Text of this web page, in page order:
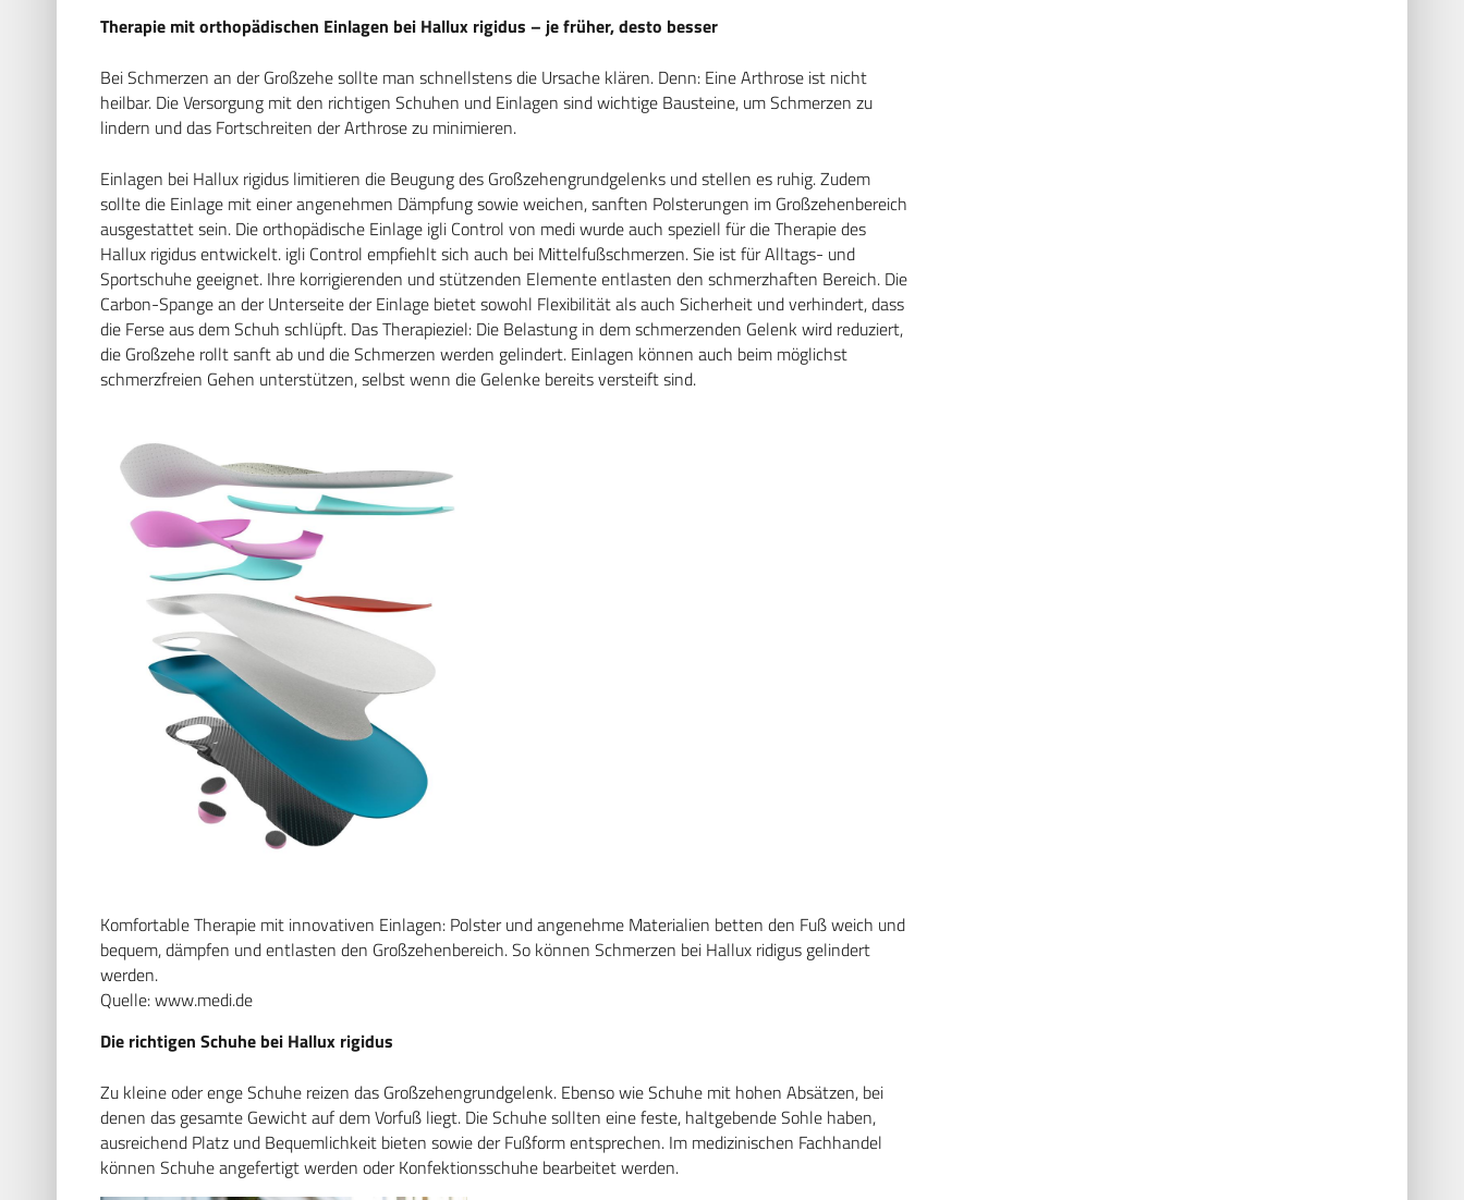
Therapie mit orthopädischen Einlagen bei Hallux rigidus – je früher, desto besser
Bei Schmerzen an der Großzehe sollte man schnellstens die Ursache klären. Denn: Eine Arthrose ist nicht
heilbar. Die Versorgung mit den richtigen Schuhen und Einlagen sind wichtige Bausteine, um Schmerzen zu
lindern und das Fortschreiten der Arthrose zu minimieren.
Einlagen bei Hallux rigidus limitieren die Beugung des Großzehengrundgelenks und stellen es ruhig. Zudem
sollte die Einlage mit einer angenehmen Dämpfung sowie weichen, sanften Polsterungen im Großzehenbereich
ausgestattet sein. Die orthopädische Einlage igli Control von medi wurde auch speziell für die Therapie des
Hallux rigidus entwickelt. igli Control empfiehlt sich auch bei Mittelfußschmerzen. Sie ist für Alltags- und
Sportschuhe geeignet. Ihre korrigierenden und stützenden Elemente entlasten den schmerzhaften Bereich. Die
Carbon-Spange an der Unterseite der Einlage bietet sowohl Flexibilität als auch Sicherheit und verhindert, dass
die Ferse aus dem Schuh schlüpft. Das Therapieziel: Die Belastung in dem schmerzenden Gelenk wird reduziert,
die Großzehe rollt sanft ab und die Schmerzen werden gelindert. Einlagen können auch beim möglichst
schmerzfreien Gehen unterstützen, selbst wenn die Gelenke bereits versteift sind.
Komfortable Therapie mit innovativen Einlagen: Polster und angenehme Materialien betten den Fuß weich und
bequem, dämpfen und entlasten den Großzehenbereich. So können Schmerzen bei Hallux ridigus gelindert
werden.
Quelle: www.medi.de
Die richtigen Schuhe bei Hallux rigidus
Zu kleine oder enge Schuhe reizen das Großzehengrundgelenk. Ebenso wie Schuhe mit hohen Absätzen, bei
denen das gesamte Gewicht auf dem Vorfuß liegt. Die Schuhe sollten eine feste, haltgebende Sohle haben,
ausreichend Platz und Bequemlichkeit bieten sowie der Fußform entsprechen. Im medizinischen Fachhandel
können Schuhe angefertigt werden oder Konfektionsschuhe bearbeitet werden.